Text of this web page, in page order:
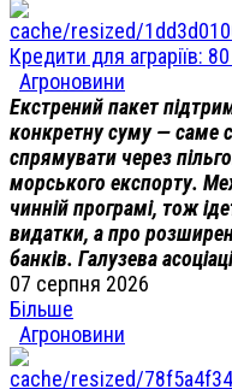
Кредити для аграріїв:
Агроновини
Екстрений пакет
конкретну суму — саме
спрямувати через
морського експорту.
чинній програмі, тож
видатки, а про
банків. Галузева
07 серпня 2026
Більше
Агроновини